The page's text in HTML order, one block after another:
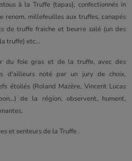
à la Truffe (tapas), confectionnés in
renom, millefeuilles aux truffes, canapés
de truffe fraiche et beurre salé (un des
truffe) etc...
du foie gras et de la truffe, avec des
d'ailleurs noté par un jury de choix,
étoilés (Roland Mazère, Vincent Lucas
de la région, observent, hument,
et senteurs de la Truffe .